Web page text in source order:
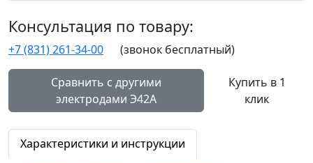
Консультация по товару:
+7 (831) 261-34-00 (звонок бесплатный)
Сравнить с другими
электродами Э42А
Купить в 1
клик
Характеристики и инструкции